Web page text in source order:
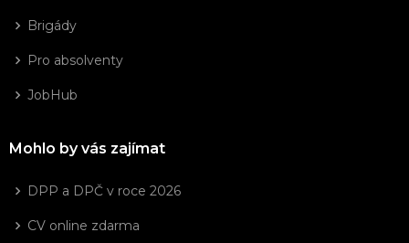
Brigády
Pro absolventy
JobHub
Mohlo by vás zajímat
DPP a DPČ v roce 2026
CV online zdarma